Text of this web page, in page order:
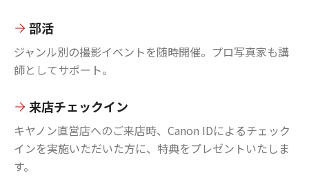
部活
ジャンル別の撮影イベントを随時開催。プロ写真家も講
師としてサポート。
来店チェックイン
キヤノン直営店へのご来店時、Canon IDによるチェック
インを実施いただいた方に、特典をプレゼントいたしま
す。